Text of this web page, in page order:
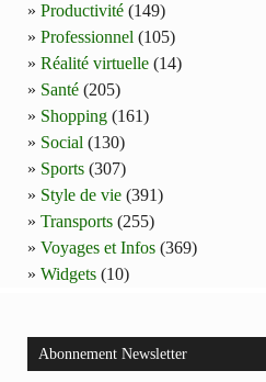
Productivité (149)
Professionnel (105)
Réalité virtuelle (14)
Santé (205)
Shopping (161)
Social (130)
Sports (307)
Style de vie (391)
Transports (255)
Voyages et Infos (369)
Widgets (10)
Abonnement Newsletter